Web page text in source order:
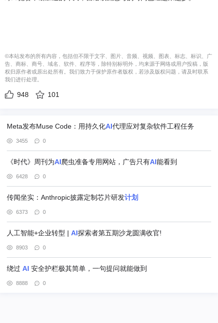
©本站发布的所有内容，包括但不限于文字、图片、音频、视频、图表、标志、标识、广
告、商标、商号、域名、软件、程序等，除特别标明外，均来源于网络或用户投稿，版
权归原作者或原出处所有。我们致力于保护原作者版权，若涉及版权问题，请及时联系
我们进行处理。
948 101
Meta发布Muse Code：用持久化AI代理应对复杂软件工程任务
3455 0
《时代》周刊为AI爬虫准备专用网站，广告只有AI能看到
6428 0
传闻坐实：Anthropic披露定制芯片研发计划
6373 0
人工智能+企业转型 | AI探索者第五期沙龙圆满收官!
8903 0
绕过 AI 安全护栏极其简单，一句提问就能做到
8888 0